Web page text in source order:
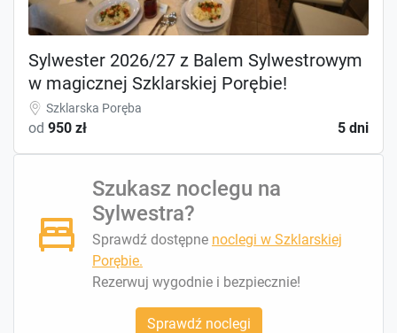
Sylwester 2026/27 z Balem Sylwestrowym
w magicznej Szklarskiej Porębie!
Szklarska Poręba
od 950 zł 5 dni
Szukasz noclegu na
Sylwestra?
Sprawdź dostępne noclegi w Szklarskiej
Porębie.
Rezerwuj wygodnie i bezpiecznie!
Sprawdź noclegi